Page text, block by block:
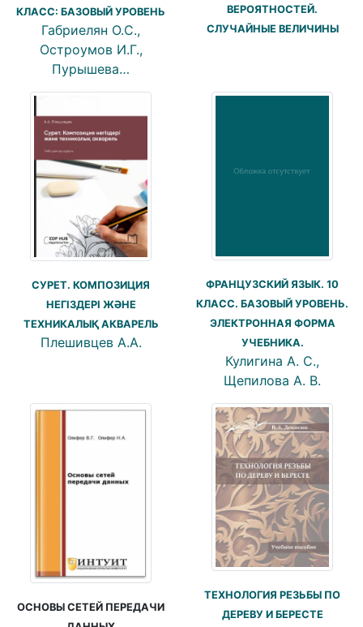
КЛАСС: БАЗОВЫЙ УРОВЕНЬ
Габриелян О.С.,
Остроумов И.Г.,
Пурышева…
ВЕРОЯТНОСТЕЙ.
СЛУЧАЙНЫЕ ВЕЛИЧИНЫ
СУРЕТ. КОМПОЗИЦИЯ
НЕГІЗДЕРІ ЖӘНЕ
ТЕХНИКАЛЫҚ АКВАРЕЛЬ
Плешивцев А.А.
ФРАНЦУЗСКИЙ ЯЗЫК. 10
КЛАСС. БАЗОВЫЙ УРОВЕНЬ.
ЭЛЕКТРОННАЯ ФОРМА
УЧЕБНИКА.
Кулигина А. С.,
Щепилова А. В.
ОСНОВЫ СЕТЕЙ ПЕРЕДАЧИ
ТЕХНОЛОГИЯ РЕЗЬБЫ ПО
ДЕРЕВУ И БЕРЕСТЕ